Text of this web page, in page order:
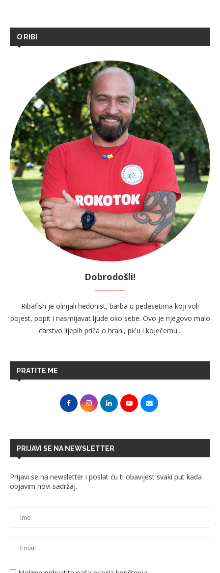
O RIBI
Dobrodošli!
Ribafish je olinjali hedonist, barba u pedesetima koji voli
pojest, popit i nasmijavat ljude oko sebe. Ovo je njegovo malo
carstvo lijepih priča o hrani, piću i koječemu...
PRATITE ME
PRIJAVI SE NA NEWSLETTER
Prijavi se na newsletter i poslat ću ti obavijest svaki put kada
objavim novi sadržaj.